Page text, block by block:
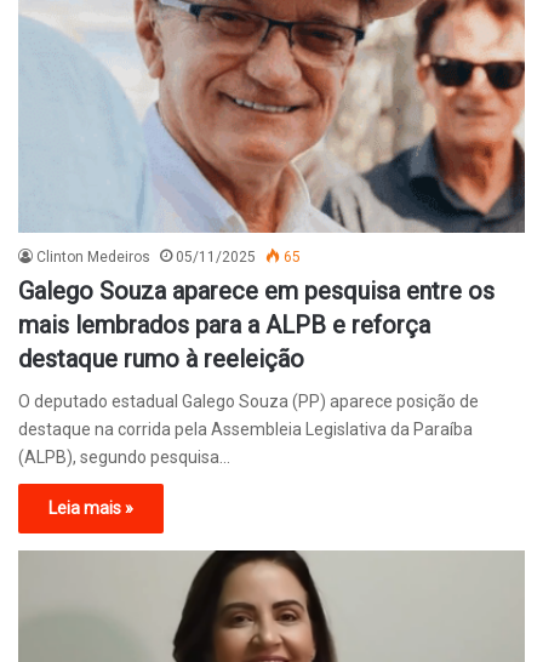
Clinton Medeiros 05/11/2025 65
Galego Souza aparece em pesquisa entre os
mais lembrados para a ALPB e reforça
destaque rumo à reeleição
O deputado estadual Galego Souza (PP) aparece posição de
destaque na corrida pela Assembleia Legislativa da Paraíba
(ALPB), segundo pesquisa…
Leia mais »